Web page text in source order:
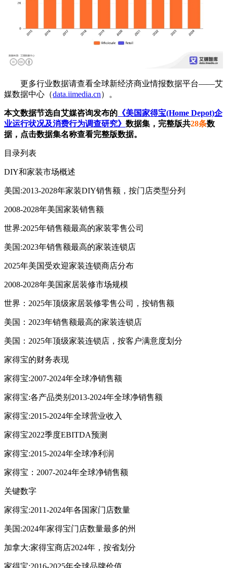
更多行业数据请查看全球新经济商业情报数据平台——艾
媒数据中心（data.iimedia.cn）。
本文数据节选自艾媒咨询发布的 《美国家得宝(Home Depot)企
业运行状况及消费行为调查研究》 数据集，完整版共28条数
据，点击数据集名称查看完整版数据。
目录列表
DIY和家装市场概述
美国:2013-2028年家装DIY销售额，按门店类型分列
2008-2028年美国家装销售额
世界:2025年销售额最高的家装零售公司
美国:2023年销售额最高的家装连锁店
2025年美国受欢迎家装连锁商店分布
2008-2028年美国家居装修市场规模
世界：2025年顶级家居装修零售公司，按销售额
美国：2023年销售额最高的家装连锁店
美国：2025年顶级家装连锁店，按客户满意度划分
家得宝的财务表现
家得宝:2007-2024年全球净销售额
家得宝:各产品类别2013-2024年全球净销售额
家得宝:2015-2024年全球营业收入
家得宝2022季度EBITDA预测
家得宝:2015-2024年全球净利润
家得宝：2007-2024年全球净销售额
关键数字
家得宝:2011-2024年各国家门店数量
美国:2024年家得宝门店数量最多的州
加拿大:家得宝商店2024年，按省划分